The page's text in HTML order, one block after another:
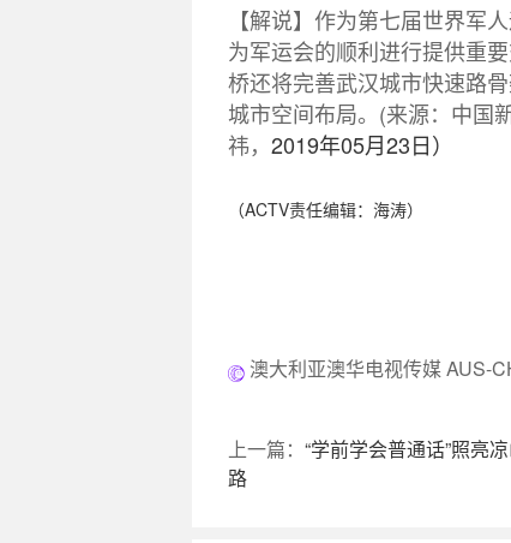
【解说】作为第七届世界军
为军运会的顺利进行提供重
桥还将完善武汉城市快速路
城市空间布局。(来源：中国
祎， 2019年05月23日）
（ACTV责任编辑：海涛）
澳大利亚澳华电视传媒 AUS-
上一篇： “学前学会普通话”照亮
路